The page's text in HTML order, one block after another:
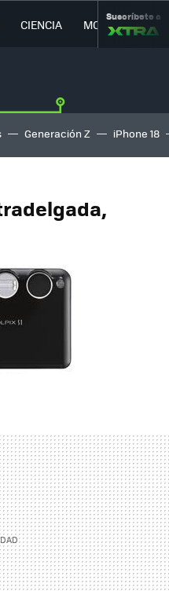
CIENCIA MOVILIDAD
Suscríbete a
Generación Z iPhone 18